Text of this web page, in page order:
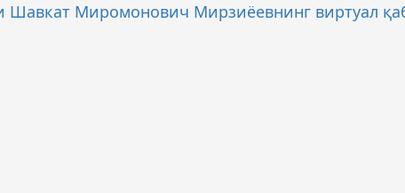
Шавкат Миромонович Мирзиёевнинг виртуал